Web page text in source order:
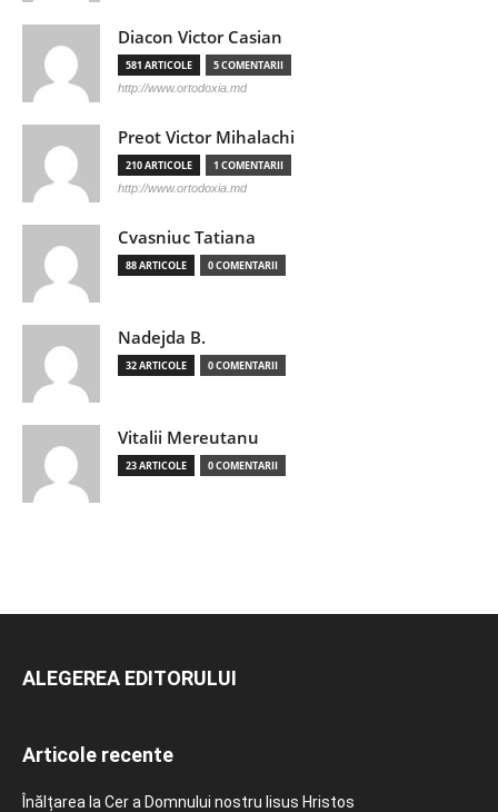
Diacon Victor Casian
581 ARTICOLE 5 COMENTARII
http://www.ortodoxia.md
Preot Victor Mihalachi
210 ARTICOLE 1 COMENTARII
http://www.ortodoxia.md
Cvasniuc Tatiana
88 ARTICOLE 0 COMENTARII
Nadejda B.
32 ARTICOLE 0 COMENTARII
Vitalii Mereutanu
23 ARTICOLE 0 COMENTARII
ALEGEREA EDITORULUI
Articole recente
Înălțarea la Cer a Domnului nostru Iisus Hristos